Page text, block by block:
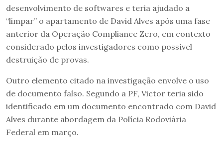
desenvolvimento de softwares e teria ajudado a
“limpar” o apartamento de David Alves após uma fase
anterior da Operação Compliance Zero, em contexto
considerado pelos investigadores como possível
destruição de provas.
Outro elemento citado na investigação envolve o uso
de documento falso. Segundo a PF, Victor teria sido
identificado em um documento encontrado com David
Alves durante abordagem da Polícia Rodoviária
Federal em março.